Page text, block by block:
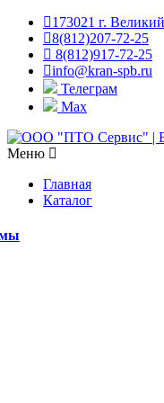
173021 г.
8(812)207-72-25
8(812)917-72-25
info@kran-spb.ru
Телеграм
Max
Меню
Главная
Каталог